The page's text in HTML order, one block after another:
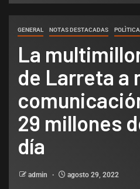
GENERAL NOTAS DESTACADAS POLÌTICA
La
de Larreta a
29 millones
día
admin agosto 29, 2022